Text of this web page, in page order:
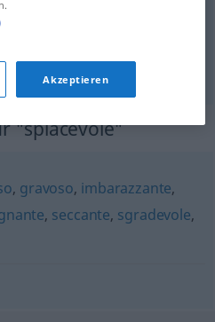
"spiacevole"
, gravoso, imbarazzante,
, seccante, sgradevole,
Akzeptieren